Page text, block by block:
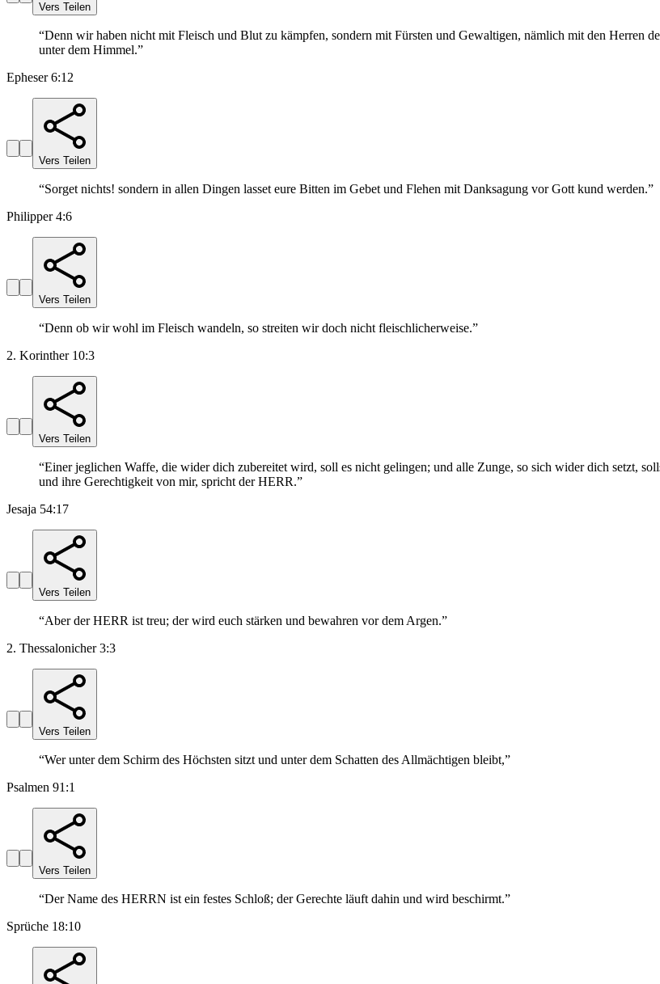
Vers Teilen
“Denn wir haben nicht mit Fleisch und Blut zu kämpfen, sondern mit Fürsten und Gewaltigen, nämlich mit den Herren
unter dem Himmel.”
Epheser 6:12
Vers Teilen
“Sorget nichts! sondern in allen Dingen lasset eure Bitten im Gebet und Flehen mit Danksagung vor Gott kund werden.”
Philipper 4:6
Vers Teilen
“Denn ob wir wohl im Fleisch wandeln, so streiten wir doch nicht fleischlicherweise.”
2. Korinther 10:3
Vers Teilen
“Einer jeglichen Waffe, die wider dich zubereitet wird, soll es nicht gelingen; und alle Zunge, so sich wider dich setzt,
und ihre Gerechtigkeit von mir, spricht der HERR.”
Jesaja 54:17
Vers Teilen
“Aber der HERR ist treu; der wird euch stärken und bewahren vor dem Argen.”
2. Thessalonicher 3:3
Vers Teilen
“Wer unter dem Schirm des Höchsten sitzt und unter dem Schatten des Allmächtigen bleibt,”
Psalmen 91:1
Vers Teilen
“Der Name des HERRN ist ein festes Schloß; der Gerechte läuft dahin und wird beschirmt.”
Sprüche 18:10